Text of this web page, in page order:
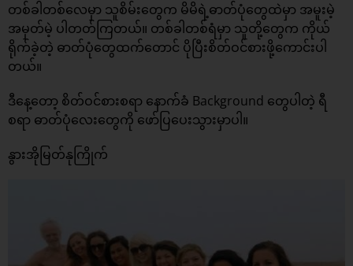
တစ်ခါတစ်လေမှာ သူစိမ်းတွေက မိမိရဲ့ဓာတ်ပုံတွေထဲမှာ အမူးမဲ့
အမှတ်မဲ့ ပါတတ်ကြတယ်။ တစ်ခါတစ်ရံမှာ သူတို့တွေက ကိုယ်
ရိုက်ခဲ့တဲ့ ဓာတ်ပုံတွေထက်တောင် ပိုပြီးစိတ်ဝင်စားဖို့ကောင်းပါ
တယ်။
ဒီနေ့တော့ စိတ်ဝင်စားစရာ နောက်ခံ Background တွေပါတဲ့ ရီ
စရာ ဓာတ်ပုံလေးတွေကို ဖော်ပြပေးသွားမှာပါ။
နွားအိုမြတ်နုကြိုက်